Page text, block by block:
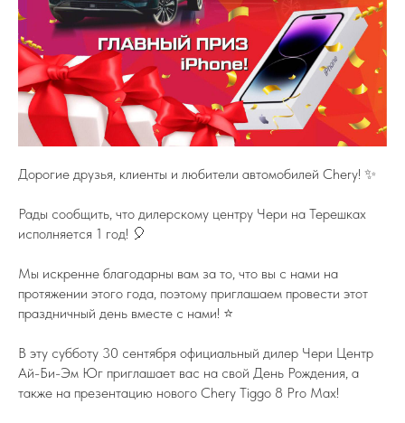
Дорогие друзья, клиенты и любители автомобилей Chery! ✨
Рады сообщить, что дилерскому центру Чери на Терешках
исполняется 1 год! 🎈
Мы искренне благодарны вам за то, что вы с нами на
протяжении этого года, поэтому приглашаем провести этот
праздничный день вместе с нами! ⭐
В эту субботу 30 сентября официальный дилер Чери Центр
Ай-Би-Эм Юг приглашает вас на свой День Рождения, а
также на презентацию нового Chery Tiggo 8 Pro Max!